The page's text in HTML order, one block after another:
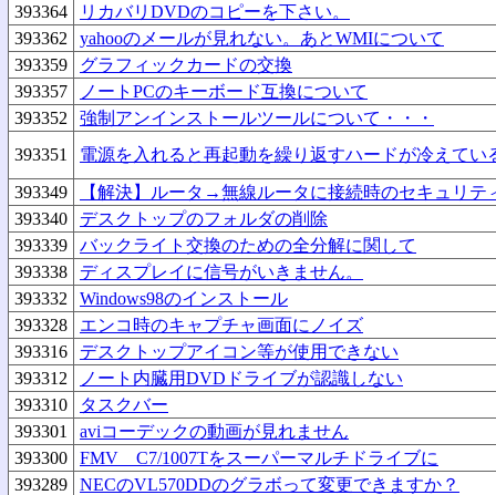
393364
リカバリDVDのコピーを下さい。
393362
yahooのメールが見れない。あとWMIについて
393359
グラフィックカードの交換
393357
ノートPCのキーボード互換について
393352
強制アンインストールツールについて・・・
393351
電源を入れると再起動を繰り返すハードが冷えてい
393349
【解決】ルータ→無線ルータに接続時のセキュリテ
393340
デスクトップのフォルダの削除
393339
バックライト交換のための全分解に関して
393338
ディスプレイに信号がいきません。
393332
Windows98のインストール
393328
エンコ時のキャプチャ画面にノイズ
393316
デスクトップアイコン等が使用できない
393312
ノート内臓用DVDドライブが認識しない
393310
タスクバー
393301
aviコーデックの動画が見れません
393300
FMV C7/1007Tをスーパーマルチドライブに
393289
NECのVL570DDのグラボって変更できますか？